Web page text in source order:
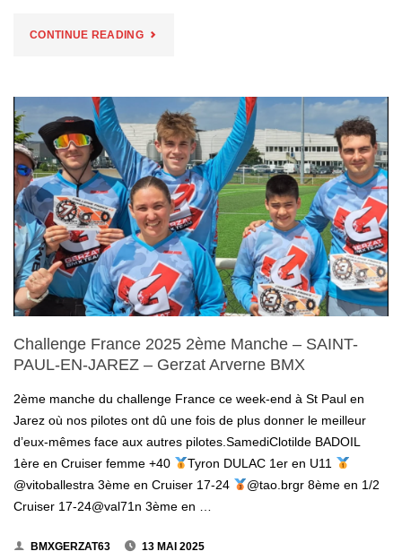
CONTINUE READING"COUPE
MANCHES
5
&
6
–
LEMPDES
–
ARVERNE
BMX"
Challenge France 2025 2ème Manche – SAINT-
PAUL-EN-JAREZ – Gerzat Arverne BMX
2ème manche du challenge France ce week-end à St Paul en
Jarez où nos pilotes ont dû une fois de plus donner le meilleur
d’eux-mêmes face aux autres pilotes.SamediClotilde BADOIL
1ère en Cruiser femme +40
Tyron DULAC 1er en U11
@vitoballestra 3ème en Cruiser 17-24
@tao.brgr 8ème en 1/2
Cruiser 17-24@val71n 3ème en …
BMXGERZAT63
13 MAI 2025